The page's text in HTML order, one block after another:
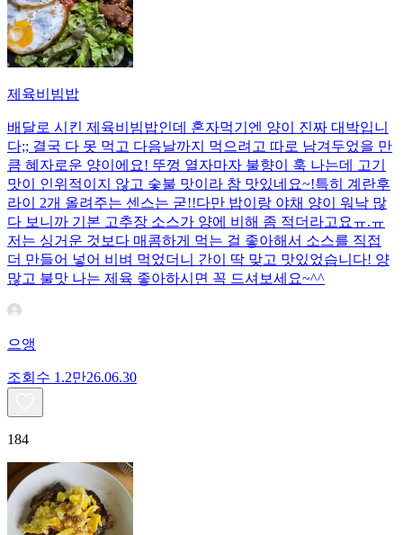
제육비빔밥
배달로 시킨 제육비빔밥인데 혼자먹기엔 양이 진짜 대박입니
다;; 결국 다 못 먹고 다음날까지 먹으려고 따로 남겨두었을 만
큼 혜자로운 양이에요! 뚜껑 열자마자 불향이 훅 나는데 고기
맛이 인위적이지 않고 숯불 맛이라 참 맛있네요~!특히 계란후
라이 2개 올려주는 센스는 굳!! ​다만 밥이랑 야채 양이 워낙 많
다 보니까 기본 고추장 소스가 양에 비해 좀 적더라고요ㅠ.ㅠ
저는 싱거운 것보다 매콤하게 먹는 걸 좋아해서 소스를 직접
더 만들어 넣어 비벼 먹었더니 간이 딱 맞고 맛있었습니다! 양
많고 불맛 나는 제육 좋아하시면 꼭 드셔보세요~^^
으앵
조회수 1.2만26.06.30
184